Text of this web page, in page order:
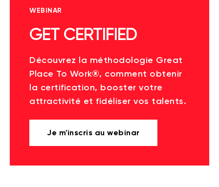
WEBINAR
GET CERTIFIED
Découvrez la méthodologie Great
Place To Work®, comment obtenir
la certification, booster votre
attractivité et fidéliser vos talents.
Je m'inscris au webinar